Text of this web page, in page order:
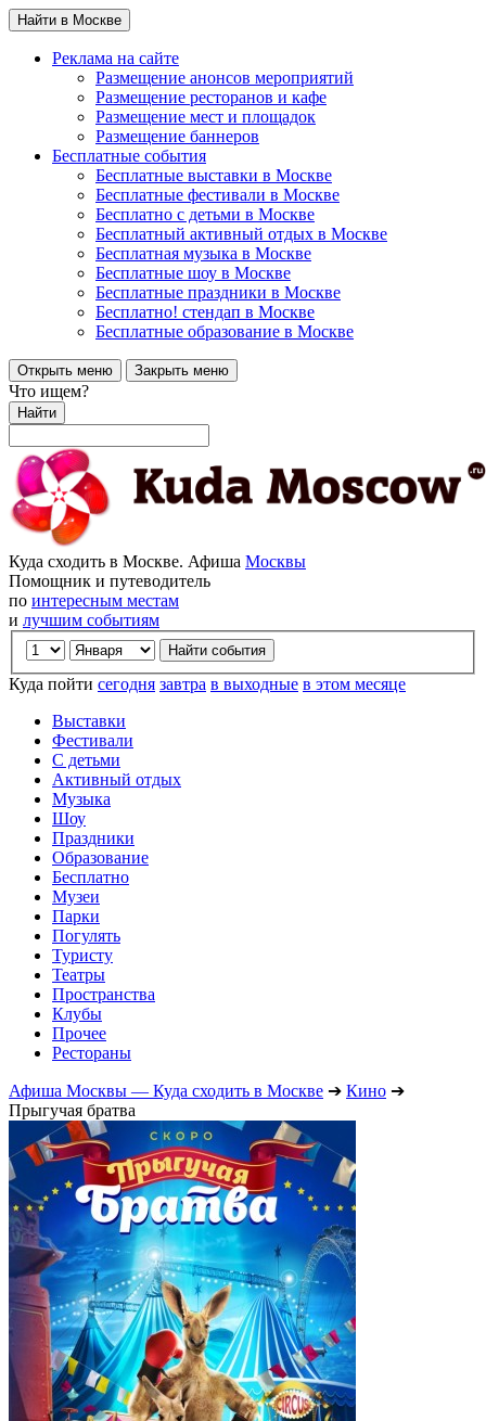
Найти в Москве
Реклама на сайте
Размещение анонсов мероприятий
Размещение ресторанов и кафе
Размещение мест и площадок
Размещение баннеров
Бесплатные события
Бесплатные выставки в Москве
Бесплатные фестивали в Москве
Бесплатно с детьми в Москве
Бесплатный активный отдых в Москве
Бесплатная музыка в Москве
Бесплатные шоу в Москве
Бесплатные праздники в Москве
Бесплатно! стендап в Москве
Бесплатные образование в Москве
Открыть меню Закрыть меню
Что ищем?
Найти
Куда сходить в Москве. Афиша Москвы
Помощник и путеводитель
по интересным местам
и лучшим событиям
Куда пойти сегодня завтра в выходные в этом месяце
Выставки
Фестивали
С детьми
Активный отдых
Музыка
Шоу
Праздники
Образование
Бесплатно
Музеи
Парки
Погулять
Туристу
Театры
Пространства
Клубы
Прочее
Рестораны
Афиша Москвы — Куда сходить в Москве ➔ Кино ➔
Прыгучая братва